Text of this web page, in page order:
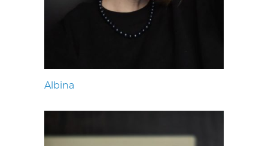
Albina